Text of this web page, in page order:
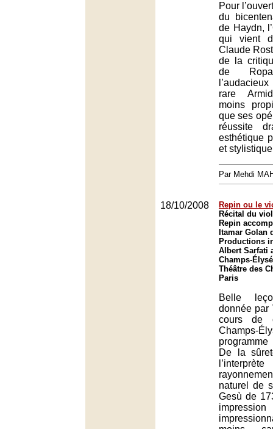
Pour
du
de Haydn,
qui vient
Claude
de la
de
rare
moins
que ses
réussite
esthétique
et
Par Mehdi
18/10/2008
Repin ou le
Récital du
Repin
Itamar Golan
Productions
Albert Sarfati
Champs-
Théâtre des
Paris
Belle
donnée par
cours de
De la
naturel de
Gesù de